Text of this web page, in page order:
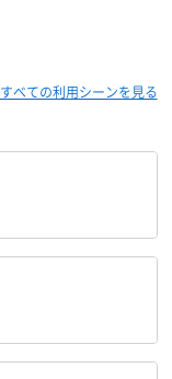
すべての利用シーンを見る